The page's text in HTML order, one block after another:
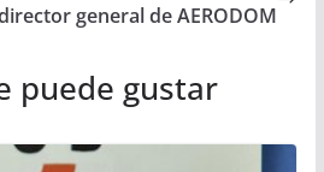
general de AERODOM
puede gustar